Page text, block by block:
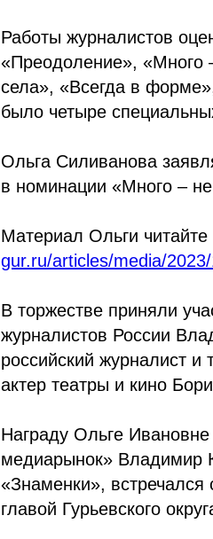
Работы журналистов
«Преодоление», «Много
села», «Всегда в
было четыре
Ольга Силиванова
в номинации «Много –
Материал Ольги читайте
gur.ru/articles/media/
В торжестве приняли
журналистов России
российский журналист
актер театры и кино
Награду Ольге
медиарынок» Владимир
«Знаменки», встречался
главой Гурьевского